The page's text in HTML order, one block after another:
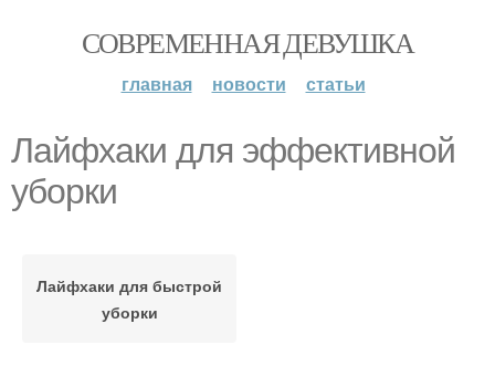
СОВРЕМЕННАЯ ДЕВУШКА
главная новости статьи
Лайфхаки для эффективной
уборки
Лайфхаки для быстрой
уборки